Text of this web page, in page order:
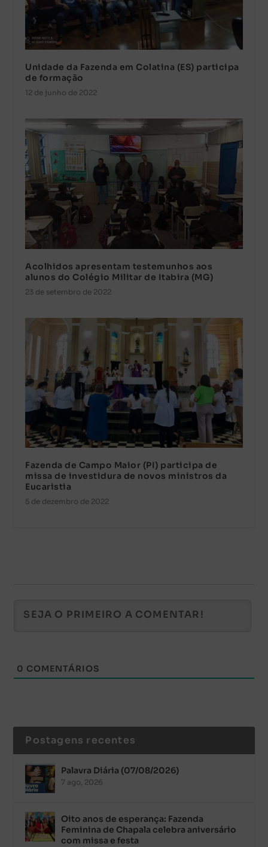
Unidade da Fazenda em Colatina (ES) participa
de formação
12 de junho de 2022
Acolhidos apresentam testemunhos aos
alunos do Colégio Militar de Itabira (MG)
23 de setembro de 2022
Fazenda de Campo Maior (PI) participa de
missa de investidura de novos ministros da
Eucaristia
5 de dezembro de 2022
0 COMENTÁRIOS
Postagens recentes
Palavra Diária (07/08/2026)
7 ago, 2026
Oito anos de esperança: Fazenda
Feminina de Chapala celebra aniversário
com missa e festa